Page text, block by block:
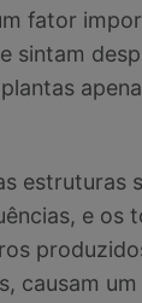
fator
sintam
estruturas
e os
causam